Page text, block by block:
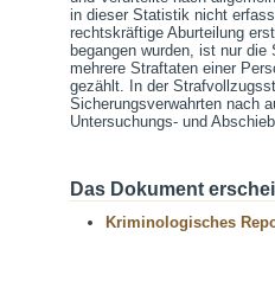
in dieser Statistik nicht
rechtskräftige Aburteilung
begangen wurden, ist nur
mehrere Straftaten einer
gezählt. In der
Sicherungsverwahrten nach
Untersuchungs- und
Das Dokument
Kriminologisches